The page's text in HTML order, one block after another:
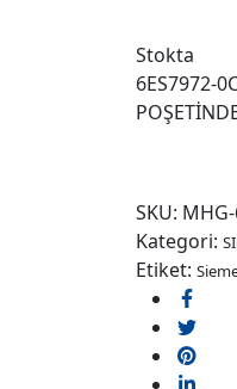
Stokta
6ES7972-
SKU:
Kategori:
Etiket: